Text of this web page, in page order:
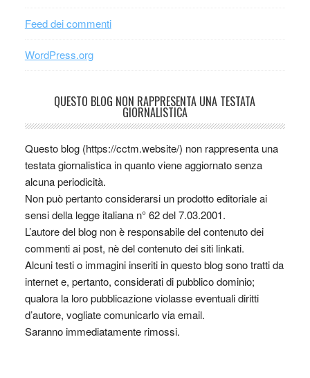
Feed dei commenti
WordPress.org
QUESTO BLOG NON RAPPRESENTA UNA TESTATA
GIORNALISTICA
Questo blog (https://cctm.website/) non rappresenta una
testata giornalistica in quanto viene aggiornato senza
alcuna periodicità.
Non può pertanto considerarsi un prodotto editoriale ai
sensi della legge italiana n° 62 del 7.03.2001.
L’autore del blog non è responsabile del contenuto dei
commenti ai post, nè del contenuto dei siti linkati.
Alcuni testi o immagini inseriti in questo blog sono tratti da
internet e, pertanto, considerati di pubblico dominio;
qualora la loro pubblicazione violasse eventuali diritti
d’autore, vogliate comunicarlo via email.
Saranno immediatamente rimossi.